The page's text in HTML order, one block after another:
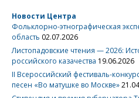
Новости Центра
Фольклорно-этнографическая
область 02.07.2026
Листопадовские чтения — 2026:
российского казачества 19.06.2026
II Всероссийский фестиваль-
песен «Во матушке во Москве»